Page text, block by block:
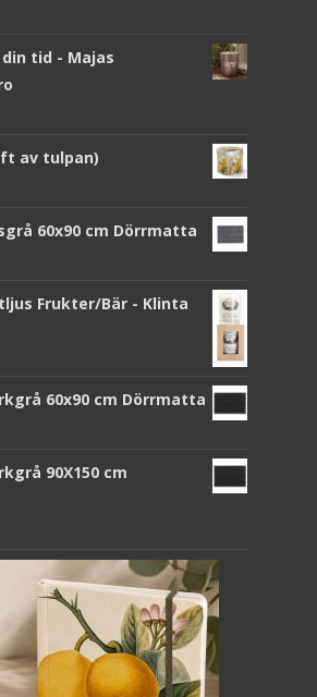
tid - Majas
av tulpan)
60x90 cm Dörrmatta
Frukter/Bär - Klinta
60x90 cm Dörrmatta
90X150 cm